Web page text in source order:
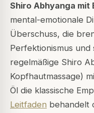
Shiro Abhyanga mit
mental-emotionale
Überschuss, die
Perfektionismus
regelmäßige Shiro
Kopfhautmassage)
Öl die klassische
Leitfaden behandelt